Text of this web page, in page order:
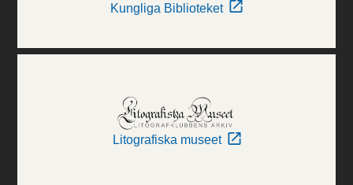
Kungliga Biblioteket
Litografiska museet